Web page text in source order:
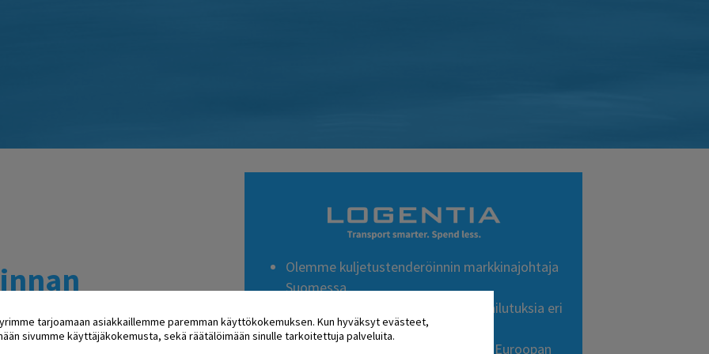
Olemme kuljetustenderöinnin markkinajohtaja
Suomessa.
Teemme vuosittain kymmeniä kilpailutuksia eri
toimialoille ja kuljetusmuodoille.
Toimimme aktiivisesti myös muilla Euroopan
tarjoamaan asiakkaillemme paremman käyttökokemuksen. Kun hyväksyt evästeet,
sivumme käyttäjäkokemusta, sekä räätälöimään sinulle tarkoitettuja palveluita.